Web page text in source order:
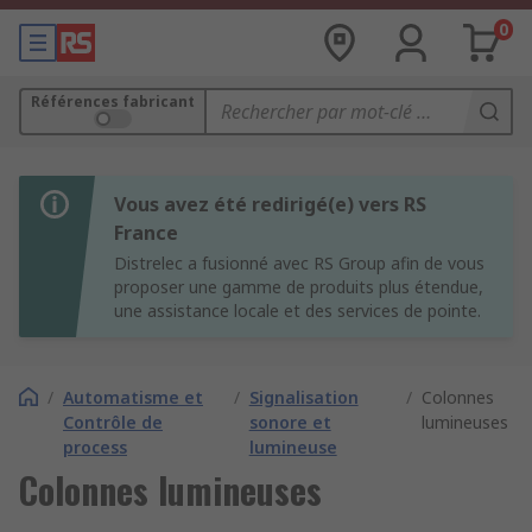
0
Références fabricant
Vous avez été redirigé(e) vers RS
France
Distrelec a fusionné avec RS Group afin de vous
proposer une gamme de produits plus étendue,
une assistance locale et des services de pointe.
/ Automatisme et
Contrôle de
process
/ Signalisation
sonore et
lumineuse
/ Colonnes
lumineuses
Colonnes lumineuses